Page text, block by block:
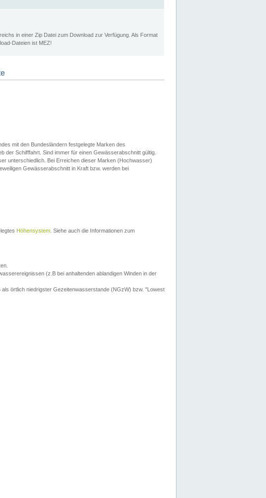
in einer Zip Datei zum Download zur Verfügung. Als Format
Dateien ist MEZ!
mit den Bundesländern festgelegte Marken des
der Schifffahrt. Sind immer für einen Gewässerabschnitt gültig.
unterschiedlich. Bei Erreichen dieser Marken (Hochwasser)
Gewässerabschnitt in Kraft bzw. werden bei
Höhensystem . Siehe auch die Informationen zum
(z.B bei anhaltenden ablandigen Winden in der
örtlich niedrigster Gezeitenwasserstande (NGzW) bzw. "Lowest